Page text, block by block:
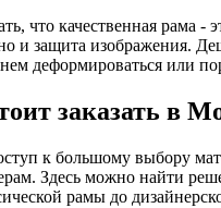
что качественная рама -
и защита изображения.
деформироваться или
заказать в
к большому выбору
Здесь можно найти
рамы до